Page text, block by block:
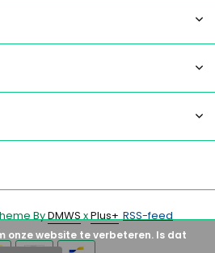
ByDMWSxPlus+ RSS-feed
onze website te verbeteren. Is dat